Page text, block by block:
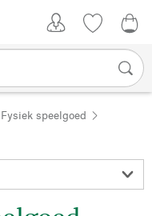
Fysiek speelgoed